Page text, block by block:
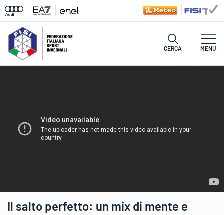
CERCA MENU
Il salto perfetto: un mix di mente e